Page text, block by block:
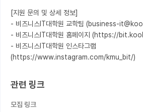
[지원 문의 및 상세 정보]
- 비즈니스IT대학원 교학팀 (business-
- 비즈니스IT대학원 홈페이지 (https://
- 비즈니스IT대학원 인스타그램
(https://www.instagram.com/kmu_bit/)
관련 링크
모집 링크